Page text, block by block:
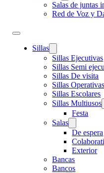
Salas de juntas
Red de Voz y
Sillas
Sillas Ejecutivas
Sillas Semi
Sillas De visita
Sillas Operativas
Sillas Escolares
Sillas Multiusos
Festa
Salas
De espera
Exterior
Bancas
Bancos